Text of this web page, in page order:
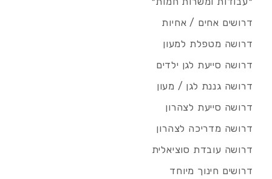
דרושים אחים / אחיות
דרושה מטפלת למעון
דרושה סייעת לגן ילדים
דרושה גננת לגן / מעון
דרושה סייעת לצהרון
דרושה מדריכה לצהרון
דרושה עובדת סוציאלית
דרושים חינוך מיוחד